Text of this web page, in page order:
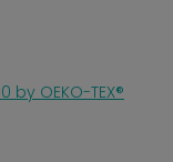
by OEKO-TEX®